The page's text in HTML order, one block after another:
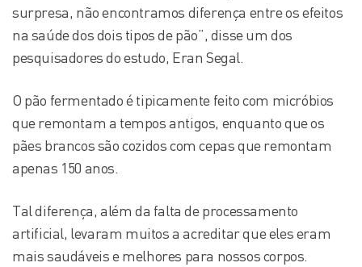
surpresa, não encontramos diferença entre os efeitos
na saúde dos dois tipos de pão”, disse um dos
pesquisadores do estudo, Eran Segal.
O pão fermentado é tipicamente feito com micróbios
que remontam a tempos antigos, enquanto que os
pães brancos são cozidos com cepas que remontam
apenas 150 anos.
Tal diferença, além da falta de processamento
artificial, levaram muitos a acreditar que eles eram
mais saudáveis e melhores para nossos corpos.